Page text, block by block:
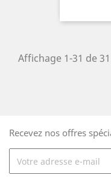
Affichage 1-31 de
Recevez nos offres